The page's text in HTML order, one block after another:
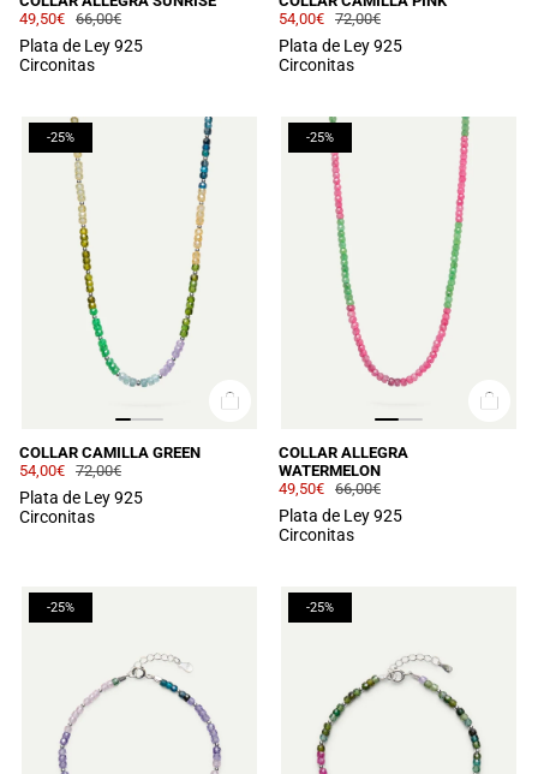
49,50€ 66,00€
Plata de Ley 925
Circonitas
54,00€ 72,00€
Plata de Ley 925
Circonitas
-25%
COLLAR CAMILLA GREEN
54,00€ 72,00€
Plata de Ley 925
Circonitas
-25%
COLLAR ALLEGRA
WATERMELON
49,50€ 66,00€
Plata de Ley 925
Circonitas
-25% -25%